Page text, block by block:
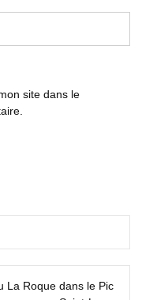
site dans le
La Roque dans le Pic